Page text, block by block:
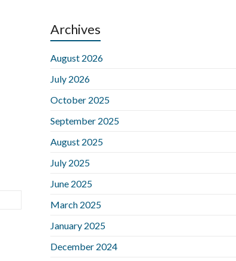
Archives
August 2026
July 2026
October 2025
September 2025
August 2025
July 2025
June 2025
March 2025
January 2025
December 2024